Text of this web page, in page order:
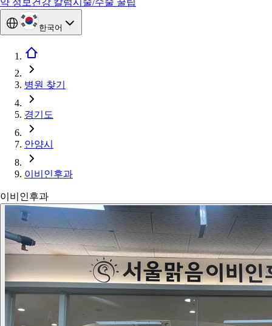
약 정보 건강 칼럼시술/수술 꿀팁
한국어
병원 찾기
경기도
안양시
이비인후과
이비인후과